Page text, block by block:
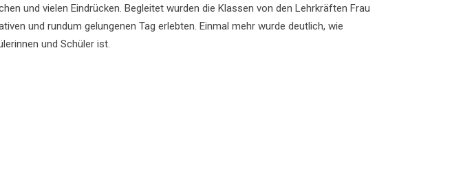
und vielen Eindrücken. Begleitet wurden die Klassen von den Lehrkräften Frau
und rundum gelungenen Tag erlebten. Einmal mehr wurde deutlich, wie
und Schüler ist.